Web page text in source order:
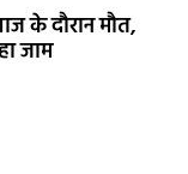
के दौरान मौत,
जाम